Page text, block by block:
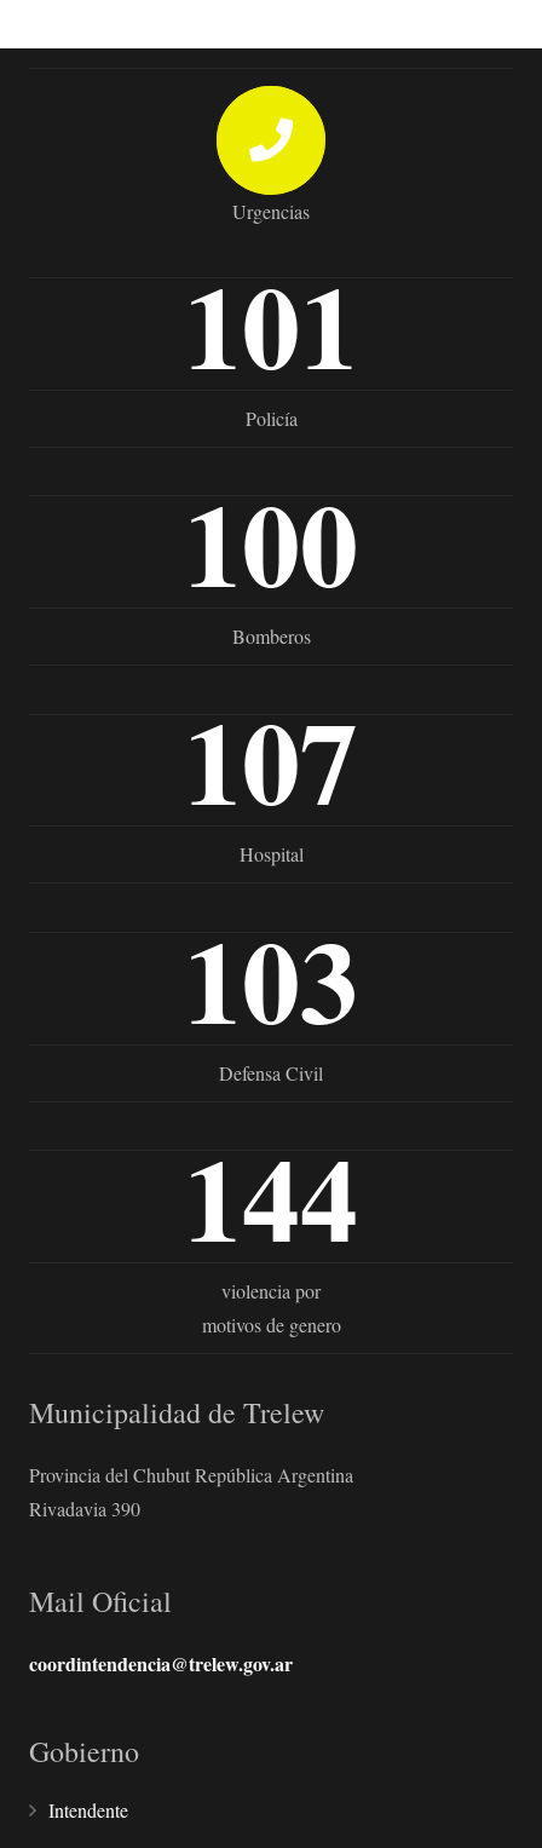
Urgencias
101
Policía
100
Bomberos
107
Hospital
103
Defensa Civil
144
violencia por
motivos de genero
Municipalidad de Trelew
Provincia del Chubut República Argentina
Rivadavia 390
Mail Oficial
coordintendencia@trelew.gov.ar
Gobierno
Intendente